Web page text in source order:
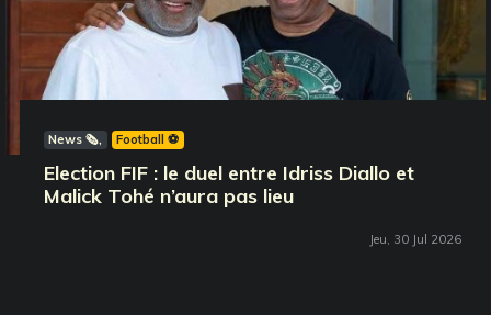
News 🗞️ Football ⚽️
Election FIF : le duel entre Idriss Diallo et
Malick Tohé n’aura pas lieu
Jeu, 30 Jul 2026